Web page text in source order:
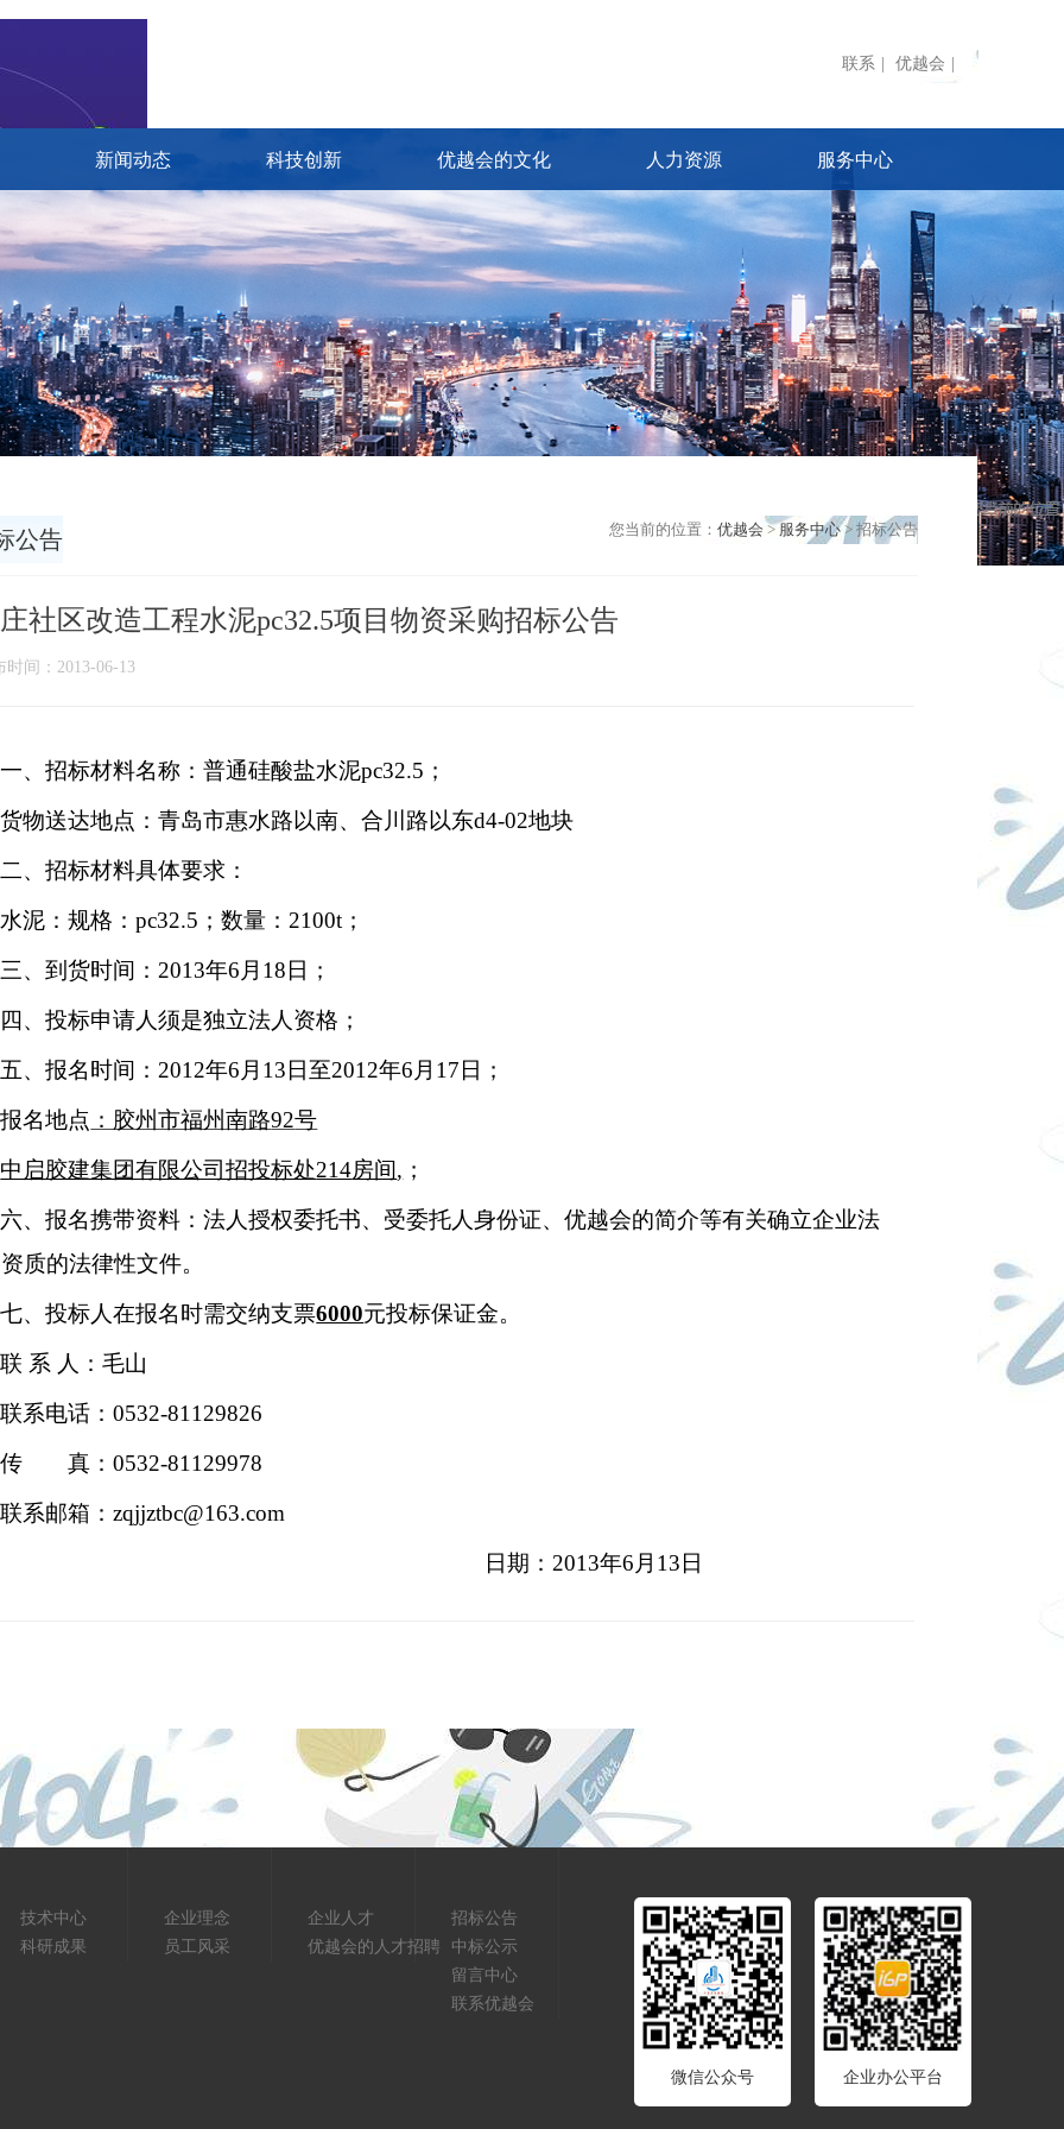
联系 优越会
新闻动态 科技创新 优越会的文化 人力资源 服务中心
公告 您当前的位置： 优越会 >服务中心> 招标公告
社区改造工程水泥pc32.5项目物资采购招标公告
时间：2013-06-13
一、招标材料名称：普通硅酸盐水泥pc32.5 ；
货物送达地点：青岛市惠水路以南、合川路以东d4-02地块
二、招标材料具体要求：
水泥：规格：pc32.5 ；数量： 2100t ；
三、到货时间： 2013年6 月 18 日；
四、投标申请人须是独立法人资格；
五、报名时间： 2012年6 月 13 日至2012年6 月 17 日；
报名地点 ：胶州市福州南路92号
中启胶建集团有限公司招投标处214房间, ；
六、报名携带资料：法人授权委托书、受委托人身份证、优越会的简介等有关确立企业法
质的法律性文件。
七、投标人在报名时需交纳支票6000元投标保证金。
联 系 人：毛山
联系电话：0532-81129826
传 真：0532-81129978
联系邮箱：zqjjztbc@163.com
日期： 2013年6 月 13 日
技术中心
科研成果
企业理念
员工风采
企业人才
优越会的人才招聘
招标公告
中标公示
留言中心
联系优越会
微信公众号 企业办公平台